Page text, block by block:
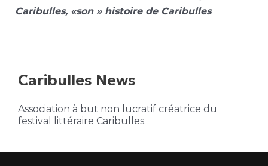
Caribulles, «son » histoire de Caribulles
Caribulles News
Association à but non lucratif créatrice du
festival littéraire Caribulles.